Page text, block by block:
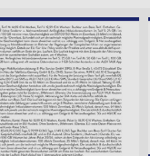
durch Statistiken
der Angebote
Daten zur